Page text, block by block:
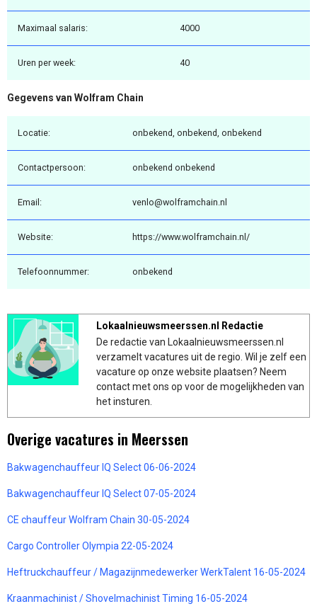
Maximaal salaris: 4000
Uren per week: 40
Gegevens van Wolfram Chain
Locatie: onbekend, onbekend, onbekend
Contactpersoon: onbekend onbekend
Email: venlo@wolframchain.nl
Website: https://www.wolframchain.nl/
Telefoonnummer: onbekend
Lokaalnieuwsmeerssen.nl Redactie
De redactie van Lokaalnieuwsmeerssen.nl
verzamelt vacatures uit de regio. Wil je zelf een
vacature op onze website plaatsen? Neem
contact met ons op voor de mogelijkheden van
het insturen.
Overige vacatures in Meerssen
Bakwagenchauffeur IQ Select 06-06-2024
Bakwagenchauffeur IQ Select 07-05-2024
CE chauffeur Wolfram Chain 30-05-2024
Cargo Controller Olympia 22-05-2024
Heftruckchauffeur / Magazijnmedewerker WerkTalent 16-05-2024
Kraanmachinist / Shovelmachinist Timing 16-05-2024